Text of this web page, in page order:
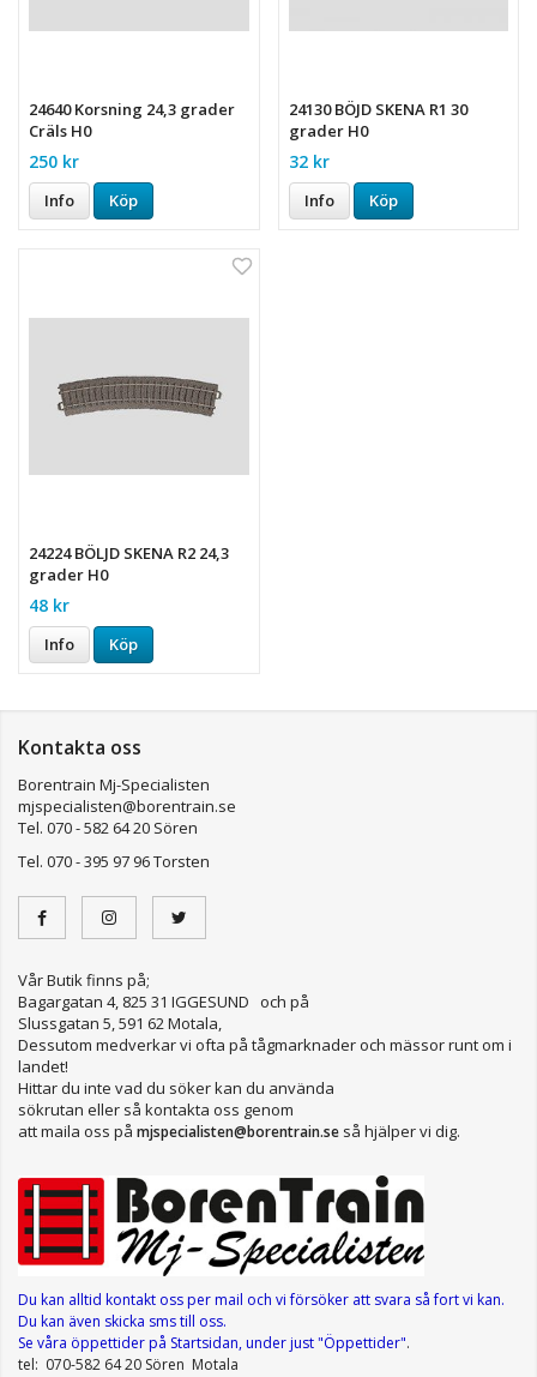
24640 Korsning 24,3 grader
Cräls H0
250 kr
Info Köp
24130 BÖJD SKENA R1 30
grader H0
32 kr
Info Köp
24224 BÖLJD SKENA R2 24,3
grader H0
48 kr
Info Köp
Kontakta oss
Borentrain Mj-Specialisten
mjspecialisten@borentrain.se
Tel. 070 - 582 64 20 Sören
Tel. 070 - 395 97 96 Torsten
Vår Butik finns på;
Bagargatan 4, 825 31 IGGESUND och på
Slussgatan 5, 591 62 Motala,
Dessutom medverkar vi ofta på tågmarknader och mässor runt om i
landet!
Hittar du inte vad du söker kan du använda
sökrutan eller så kontakta oss genom
att maila oss på mjspecialisten@borentrain.se så hjälper vi dig.
Du kan alltid kontakt oss per mail och vi försöker att svara så fort vi kan.
Du kan även skicka sms till oss.
Se våra öppettiderpå Startsidan, under just "Öppettider".
tel: 070-582 64 20 Sören Motala